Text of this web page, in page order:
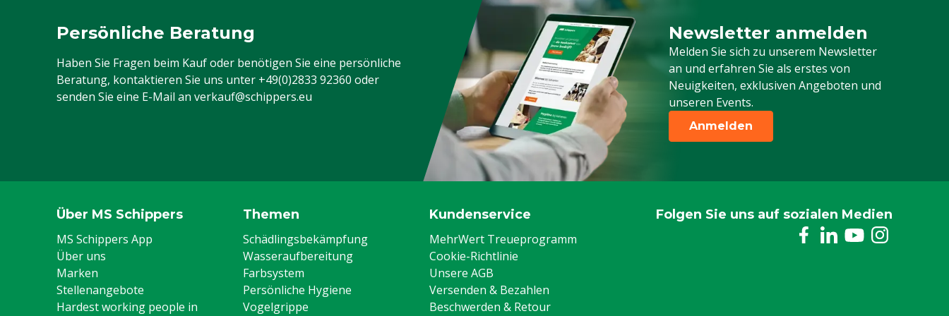
Persönliche Beratung
Haben Sie Fragen beim Kauf oder benötigen Sie eine persönliche
Beratung, kontaktieren Sie uns unter +49(0)2833 92360 oder
senden Sie eine E-Mail an verkauf@schippers.eu
Newsletter anmelden
Melden Sie sich zu unserem Newsletter
an und erfahren Sie als erstes von
Neuigkeiten, exklusiven Angeboten und
unseren Events.
Melden Sie sich für unseren Newsletter
Anmelden
Über MS Schippers
MS Schippers App
Über uns
Marken
Stellenangebote
Hardest working people in
Themen
Schädlingsbekämpfung
Wasseraufbereitung
Farbsystem
Persönliche Hygiene
Vogelgrippe
Kundenservice
MehrWert Treueprogramm
Cookie-Richtlinie
Unsere AGB
Versenden & Bezahlen
Beschwerden & Retour
Folgen Sie uns auf sozialen Medien